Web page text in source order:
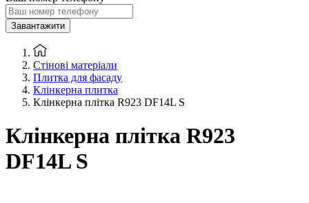
Завантажити
Стінові матеріали
Плитка для фасаду
Клінкерна плитка
Клінкерна плітка R923 DF14L S
Клінкерна плітка R923
DF14L S